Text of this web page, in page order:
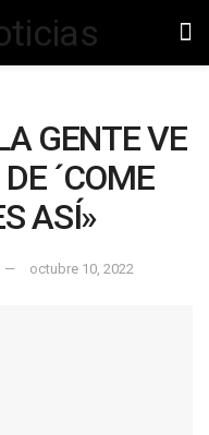
GENTE VE
´COME
ASÍ»
octubre 10, 2022